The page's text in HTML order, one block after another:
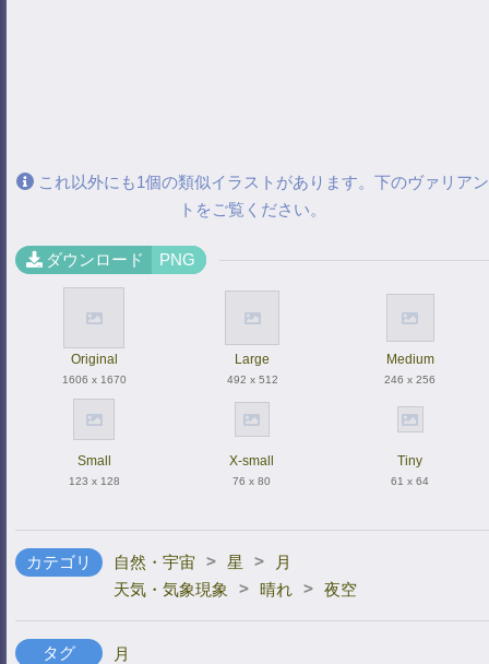
これ以外にも1個の類似イラストがあります。下のヴァリアン
トをご覧ください。
ダウンロード PNG
Original
1606 x 1670
Large
492 x 512
Medium
246 x 256
Small
123 x 128
X-small
76 x 80
Tiny
61 x 64
カテゴリ 自然・宇宙 > 星 >
月
天気・気象現象
> 晴れ > 夜空
タグ 月